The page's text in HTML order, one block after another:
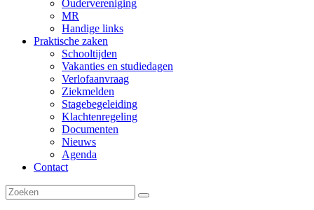
Oudervereniging
MR
Handige links
Praktische zaken
Schooltijden
Vakanties en studiedagen
Verlofaanvraag
Ziekmelden
Stagebegeleiding
Klachtenregeling
Documenten
Nieuws
Agenda
Contact